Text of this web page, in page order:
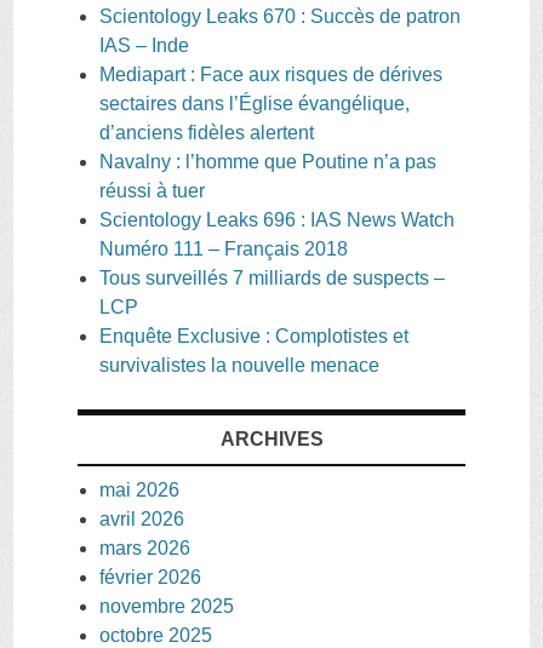
Scientology Leaks 670 : Succès de patron
IAS – Inde
Mediapart : Face aux risques de dérives
sectaires dans l’Église évangélique,
d’anciens fidèles alertent
Navalny : l’homme que Poutine n’a pas
réussi à tuer
Scientology Leaks 696 : IAS News Watch
Numéro 111 – Français 2018
Tous surveillés 7 milliards de suspects –
LCP
Enquête Exclusive : Complotistes et
survivalistes la nouvelle menace
ARCHIVES
mai 2026
avril 2026
mars 2026
février 2026
novembre 2025
octobre 2025